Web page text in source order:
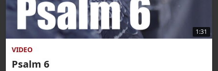
1:31
VIDEO
Psalm 6